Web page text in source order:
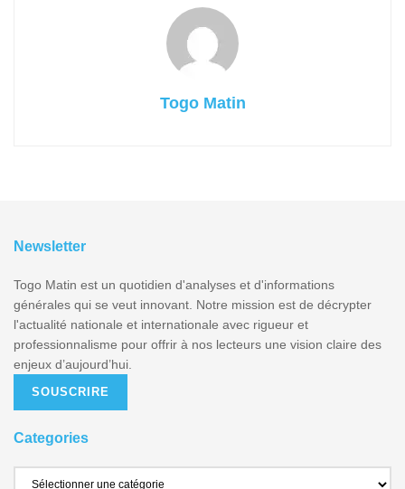
Togo Matin
Newsletter
Togo Matin est un quotidien d'analyses et d'informations
générales qui se veut innovant. Notre mission est de décrypter
l'actualité nationale et internationale avec rigueur et
professionnalisme pour offrir à nos lecteurs une vision claire des
enjeux d’aujourd’hui.
SOUSCRIRE
Categories